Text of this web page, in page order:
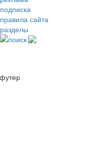
подписка
правила сайта
разделы
поиск
футер